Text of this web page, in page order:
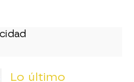
Lo último